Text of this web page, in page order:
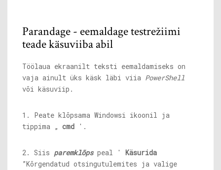
Parandage - eemaldage testrežiimi
teade käsuviiba abil
Töölaua ekraanilt teksti eemaldamiseks on
vaja ainult üks käsk läbi viia PowerShell
või käsuviip.
1. Peate klõpsama Windowsi ikoonil ja
tippima „ cmd '.
2. Siis paremklõps peal ' Käsurida
”Kõrgendatud otsingutulemites ja valige